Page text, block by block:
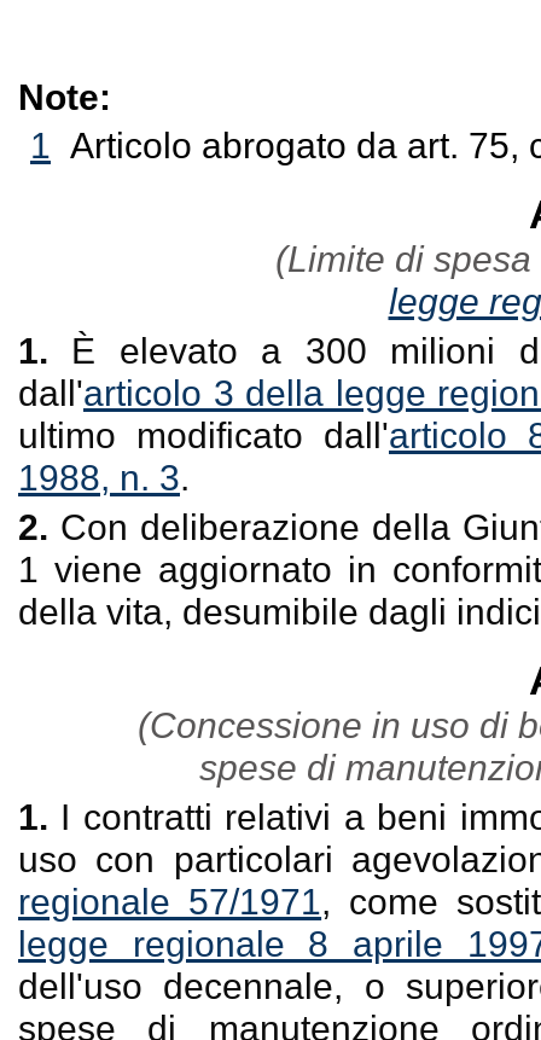
Note:
1 Articolo abrogato da art. 75,
(Limite di
legge
1. È elevato a 300 milioni
dall'articolo 3 della legge
ultimo modificato dall'articolo
1988, n. 3.
2. Con deliberazione della
1 viene aggiornato in
della vita, desumibile dagli
(Concessione in uso di
spese di
1. I contratti relativi a beni
uso con particolari
regionale 57/1971, come
legge regionale 8 aprile
dell'uso decennale, o
spese di manutenzione